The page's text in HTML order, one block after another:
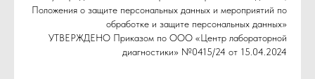
Положения о защите персональных данных и мероприятий по
обработке и защите персональных данных»
УТВЕРЖДЕНО Приказом по ООО «Центр лабораторной
диагностики» №0415/24 от 15.04.2024